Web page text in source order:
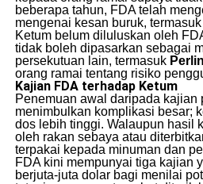
beberapa tahun, FDA telah
mengenai kesan buruk,
Ketum belum diluluskan oleh
tidak boleh dipasarkan sebagai
persekutuan lain, termasuk
orang ramai tentang risiko
Kajian FDA terhadap Ketum
Penemuan awal daripada
menimbulkan komplikasi besar;
dos lebih tinggi. Walaupun hasil
oleh rakan sebaya atau
terpakai kepada minuman dan
FDA kini mempunyai tiga kajian
berjuta-juta dolar bagi menilai